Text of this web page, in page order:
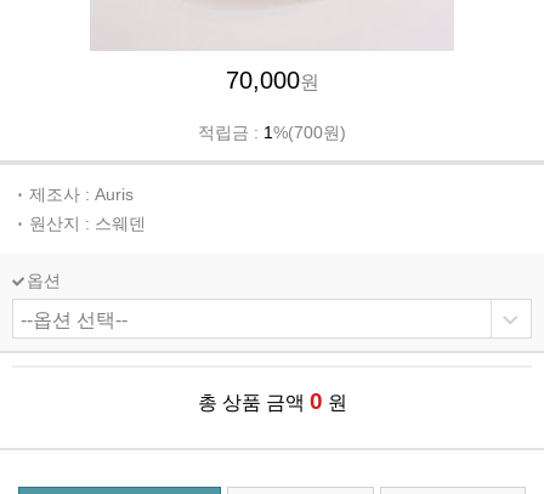
70,000원
적립금 : 1%(700원)
제조사 : Auris
원산지 : 스웨덴
옵션
총 상품 금액 0 원